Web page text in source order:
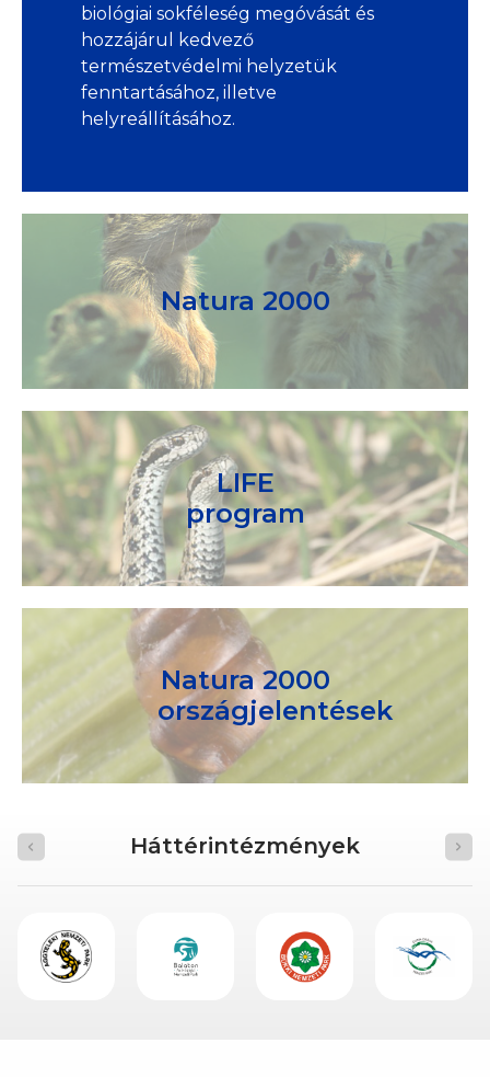
biológiai sokféleség megóvását és
hozzájárul kedvező
természetvédelmi helyzetük
fenntartásához, illetve
helyreállításához.
Natura 2000
LIFE
program
Natura 2000
országjelentések
Háttérintézmények